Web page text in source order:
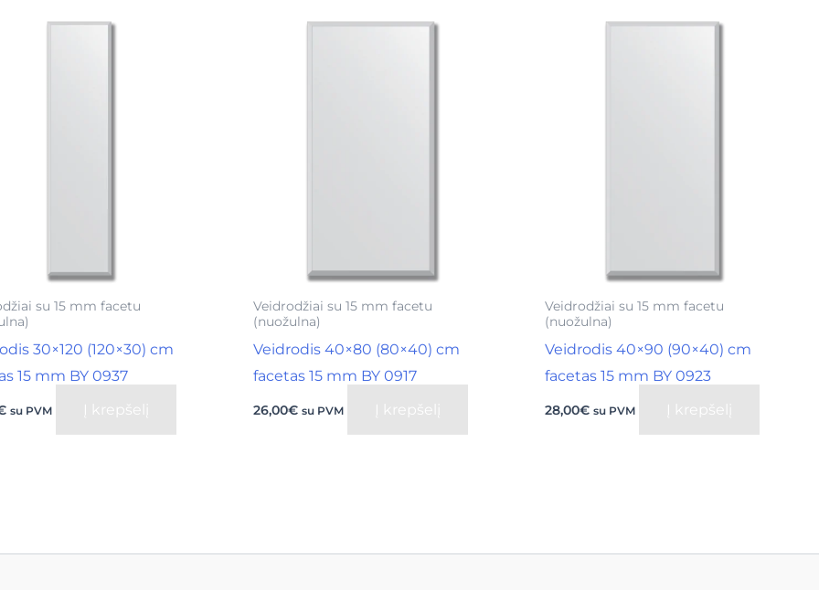
su 15 mm facetu
30×120 (120×30) cm
15 mm BY 0937
su PVM Į krepšelį
Veidrodžiai su 15 mm facetu
(nuožulna)
Veidrodis 40×80 (80×40) cm
facetas 15 mm BY 0917
26,00€ su PVM Į krepšelį
Veidrodžiai su 15 mm facetu
(nuožulna)
Veidrodis 40×90 (90×40) cm
facetas 15 mm BY 0923
28,00€ su PVM Į krepšelį